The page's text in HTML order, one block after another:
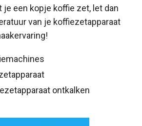
je een kopje koffie zet, let dan
van je koffiezetapparaat
ontkalken